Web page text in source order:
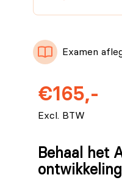
Examen
€165,-
Excl. BTW
Behaal het